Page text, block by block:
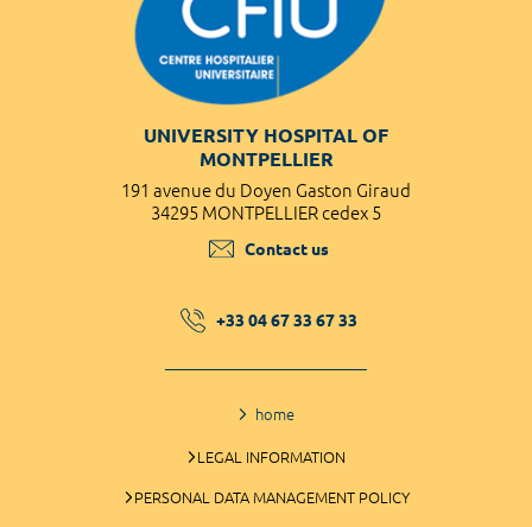
UNIVERSITY HOSPITAL OF
MONTPELLIER
191 avenue du Doyen Gaston Giraud
34295 MONTPELLIER cedex 5
Contact us
+33 04 67 33 67 33
home
LEGAL INFORMATION
PERSONAL DATA MANAGEMENT POLICY